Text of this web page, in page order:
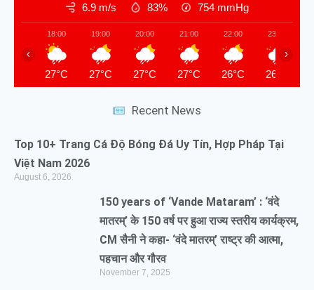
6.9 m/s 83% 754 mmHg
18:00
27°C
19:00
27°C
20:00
27°C
21:00
27°C
22:00
26°C
23:00
26°C
‹ ›
Recent News
Top 10+ Trang Cá Độ Bóng Đá Uy Tín, Hợp Pháp Tại
Việt Nam 2026
August 6, 2026
150 years of ‘Vande Mataram’ : ‘वंदे
मातरम्’ के 150 वर्ष पर हुआ राज्य स्तरीय कार्यक्रम,
CM सैनी ने कहा- ‘वंदे मातरम्’ राष्ट्र की आत्मा,
पहचान और गौरव
November 7, 2025